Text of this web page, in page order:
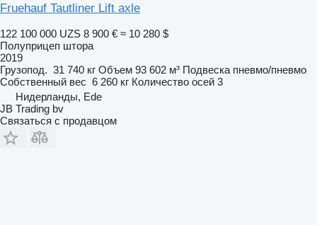
Fruehauf Tautliner Lift axle
122 100 000 UZS 8 900 € ≈ 10 280 $
Полуприцеп штора
2019
Грузопод. 31 740 кг Объем 93 602 м³ Подвеска пневмо/пневмо
Собственный вес 6 260 кг Количество осей 3
Нидерланды, Ede
JB Trading bv
Связаться с продавцом